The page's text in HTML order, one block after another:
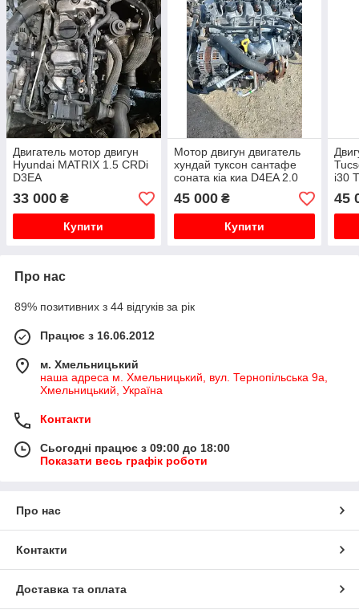
Двигатель мотор двигун
Hyundai MATRIX 1.5 CRDi
D3EA
33 000 ₴
Купити
Мотор двигун двигатель
хундай туксон сантафе
соната кіа киа D4EA 2.0
45 000₴
Купити
i30
45
Про нас
89% позитивних з 44 відгуків за рік
Працює з 16.06.2012
м. Хмельницький
наша адреса м. Хмельницький, вул. Тернопільська 9а,
Хмельницький, Україна
Контакти
Сьогодні працює з 09:00 до 18:00
Показати весь графік роботи
Про нас
Контакти
Доставка та оплата